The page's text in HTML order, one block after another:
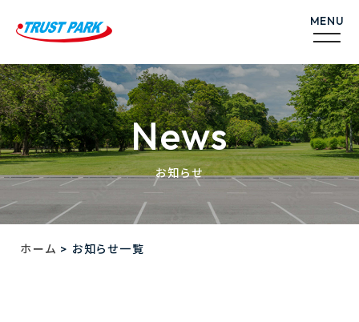
News
お知らせ
ホーム > お知らせ一覧